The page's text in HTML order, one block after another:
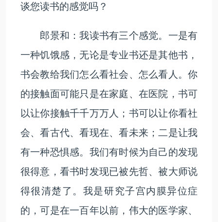
谈您读书的感觉吗？
郎景和：我读书有三个感觉。一是有
一种饥饿感，无论是专业书还是其他书，
书会教给我们怎么看社会、怎么看人。你
的接触面可能只是在家庭、在医院，书可
以让你接触千千万万人；书可以让你看社
会、看古代、看现在、看未来；二是让我
有一种恐惧感。我们有时候为自己的发现
很得意，看书时发现已被先哲、被大师说
得很清楚了。我是研究子宫内膜异位症
的，可是在一百年以前，伟大的医学家、